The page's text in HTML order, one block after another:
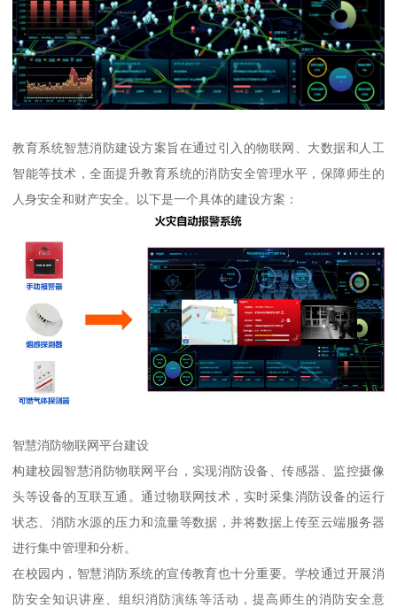
教育系统智慧消防建设方案旨在通过引入的物联网、大数据和人工
智能等技术，全面提升教育系统的消防安全管理水平，保障师生的
人身安全和财产安全。以下是一个具体的建设方案：
智慧消防物联网平台建设
构建校园智慧消防物联网平台，实现消防设备、传感器、监控摄像
头等设备的互联互通。通过物联网技术，实时采集消防设备的运行
状态、消防水源的压力和流量等数据，并将数据上传至云端服务器
进行集中管理和分析。
在校园内，智慧消防系统的宣传教育也十分重要。学校通过开展消
防安全知识讲座、组织消防演练等活动，提高师生的消防安全意